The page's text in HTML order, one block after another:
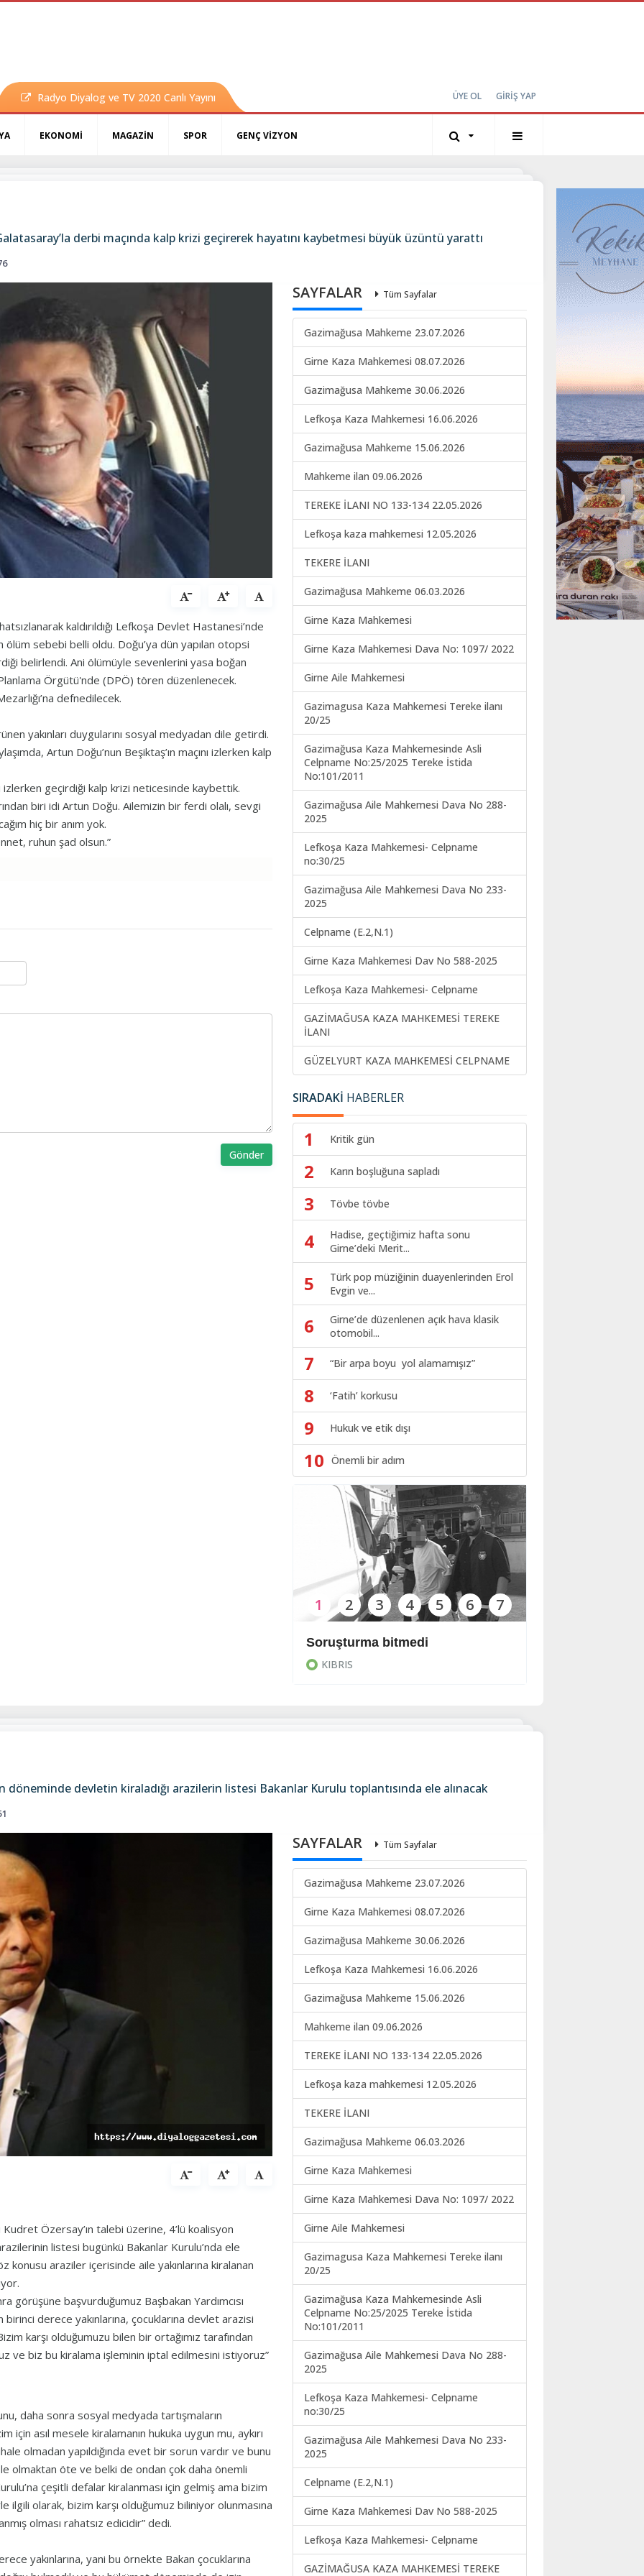
Radyo Diyalog ve TV 2020 Canlı Yayını ÜYE OL GİRİŞ YAP
EKONOMİ MAGAZİN SPOR GENÇ VİZYON
derbi maçında kalp krizi geçirerek hayatını kaybetmesi büyük üzüntü yarattı
kaldırıldığı Lefkoşa Devlet Hastanesi’nde
ölüm sebebi belli oldu. Doğu’ya dün yapılan otopsi
belirlendi. Ani ölümüyle sevenlerini yasa boğan
Örgütü'nde (DPÖ) tören düzenlenecek.
defnedilecek.
yakınları duygularını sosyal medyadan dile getirdi.
Artun Doğu’nun Beşiktaş’ın maçını izlerken kalp
izlerken geçirdiği kalp krizi neticesinde kaybettik.
biri idi Artun Doğu. Ailemizin bir ferdi olalı, sevgi
hiç bir anım yok.
ruhun şad olsun.”
Gönder
SAYFALAR Tüm Sayfalar
Gazimağusa Mahkeme 23.07.2026
Girne Kaza Mahkemesi 08.07.2026
Gazimağusa Mahkeme 30.06.2026
Lefkoşa Kaza Mahkemesi 16.06.2026
Gazimağusa Mahkeme 15.06.2026
Mahkeme ilan 09.06.2026
TEREKE İLANI NO 133-134 22.05.2026
Lefkoşa kaza mahkemesi 12.05.2026
TEKERE İLANI
Gazimağusa Mahkeme 06.03.2026
Girne Kaza Mahkemesi
Girne Kaza Mahkemesi Dava No: 1097/ 2022
Girne Aile Mahkemesi
Gazimagusa Kaza Mahkemesi Tereke ilanı
20/25
Gazimağusa Kaza Mahkemesinde Asli
Celpname No:25/2025 Tereke İstida
No:101/2011
Gazimağusa Aile Mahkemesi Dava No 288-
2025
Lefkoşa Kaza Mahkemesi- Celpname
no:30/25
Gazimağusa Aile Mahkemesi Dava No 233-
2025
Celpname (E.2,N.1)
Girne Kaza Mahkemesi Dav No 588-2025
Lefkoşa Kaza Mahkemesi- Celpname
GAZİMAĞUSA KAZA MAHKEMESİ TEREKE
İLANI
GÜZELYURT KAZA MAHKEMESİ CELPNAME
SIRADAKİ HABERLER
1 Kritik gün
2 Karın boşluğuna sapladı
3 Tövbe tövbe
4
Hadise, geçtiğimiz hafta sonu
Girne’deki Merit...
5
Türk pop müziğinin duayenlerinden Erol
Evgin ve...
6
Girne’de düzenlenen açık hava klasik
otomobil...
7 “Bir arpa boyu yol alamamışız”
8 ‘Fatih’ korkusu
9 Hukuk ve etik dışı
10 Önemli bir adım
Soruşturma bitmedi
KIBRIS
1 2 3 4 5 6 7
döneminde devletin kiraladığı arazilerin listesi Bakanlar Kurulu toplantısında ele alınacak
Kudret Özersay’ın talebi üzerine, 4’lü koalisyon
listesi bugünkü Bakanlar Kurulu’nda ele
konusu araziler içerisinde aile yakınlarına kiralanan
görüşüne başvurduğumuz Başbakan Yardımcısı
derece yakınlarına, çocuklarına devlet arazisi
karşı olduğumuzu bilen bir ortağımız tarafından
ve biz bu kiralama işleminin iptal edilmesini istiyoruz”
daha sonra sosyal medyada tartışmaların
için asıl mesele kiralamanın hukuka uygun mu, aykırı
olmadan yapıldığında evet bir sorun vardır ve bunu
olmaktan öte ve belki de ondan çok daha önemli
çeşitli defalar kiralanması için gelmiş ama bizim
olarak, bizim karşı olduğumuz biliniyor olunmasına
olması rahatsız edicidir” dedi.
yakınlarına, yani bu örnekte Bakan çocuklarına
SAYFALAR Tüm Sayfalar
Gazimağusa Mahkeme 23.07.2026
Girne Kaza Mahkemesi 08.07.2026
Gazimağusa Mahkeme 30.06.2026
Lefkoşa Kaza Mahkemesi 16.06.2026
Gazimağusa Mahkeme 15.06.2026
Mahkeme ilan 09.06.2026
TEREKE İLANI NO 133-134 22.05.2026
Lefkoşa kaza mahkemesi 12.05.2026
TEKERE İLANI
Gazimağusa Mahkeme 06.03.2026
Girne Kaza Mahkemesi
Girne Kaza Mahkemesi Dava No: 1097/ 2022
Girne Aile Mahkemesi
Gazimagusa Kaza Mahkemesi Tereke ilanı
20/25
Gazimağusa Kaza Mahkemesinde Asli
Celpname No:25/2025 Tereke İstida
No:101/2011
Gazimağusa Aile Mahkemesi Dava No 288-
2025
Lefkoşa Kaza Mahkemesi- Celpname
no:30/25
Gazimağusa Aile Mahkemesi Dava No 233-
2025
Celpname (E.2,N.1)
Girne Kaza Mahkemesi Dav No 588-2025
Lefkoşa Kaza Mahkemesi- Celpname
GAZİMAĞUSA KAZA MAHKEMESİ TEREKE